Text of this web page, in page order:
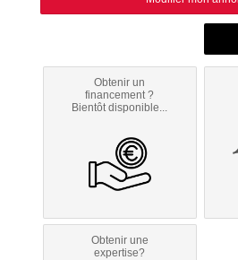
Obtenir un
financement ?
Bientôt disponible...
Obtenir une
expertise?